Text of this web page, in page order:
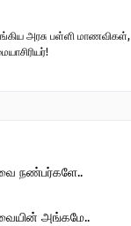
அரசு பள்ளி மாணவிகள்,
நண்பர்களே..
அங்கமே..